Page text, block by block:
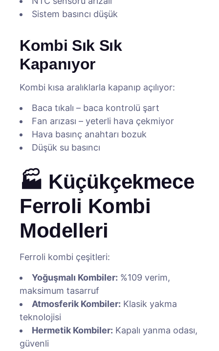
Sistem basıncı düşük
Kombi Sık Sık
Kapanıyor
Kombi kısa aralıklarla kapanıp açılıyor:
Baca tıkalı – baca kontrolü şart
Fan arızası – yeterli hava çekmiyor
Hava basınç anahtarı bozuk
Düşük su basıncı
🏭 Küçükçekmece
Ferroli Kombi
Modelleri
Ferroli kombi çeşitleri:
Yoğuşmalı Kombiler: %109 verim,
maksimum tasarruf
Atmosferik Kombiler: Klasik yakma
teknolojisi
Hermetik Kombiler: Kapalı yanma odası,
güvenli